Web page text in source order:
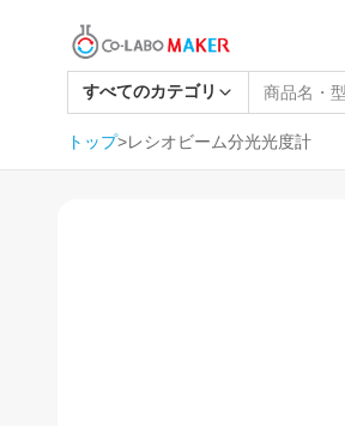
すべてのカテゴリ
トップ>レシオビーム分光光度計